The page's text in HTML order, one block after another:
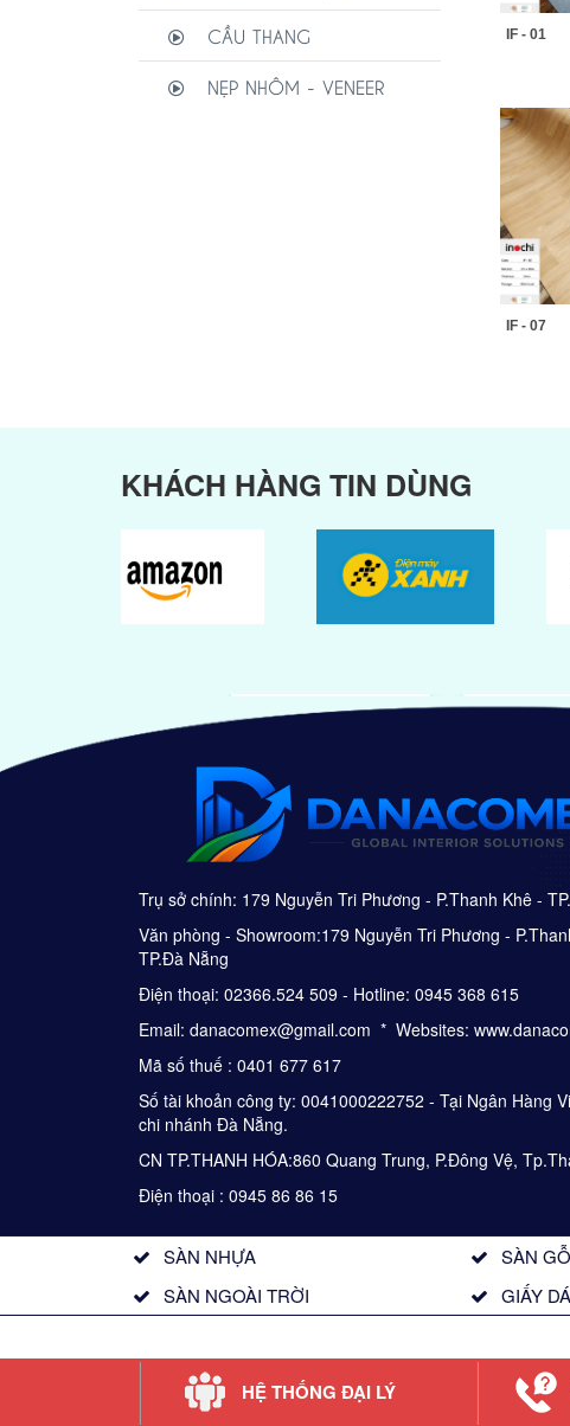
CẦU THANG
NẸP NHÔM - VENEER
IF - 01
IF - 07
KHÁCH HÀNG TIN DÙNG
Trụ sở chính: 179 Nguyễn Tri Phương - P.Thanh Khê -
Văn phòng - Showroom:179 Nguyễn Tri Phương -
TP.Đà Nẵng
Điện thoại: 02366.524 509 - Hotline: 0945 368 615
Email: danacomex@gmail.com * Websites:
Mã số thuế : 0401 677 617
Số tài khoản công ty: 0041000222752 - Tại Ngân Hàng
chi nhánh Đà Nẵng.
CN TP.THANH HÓA:860 Quang Trung, P.Đông Vệ,
Điện thoại : 0945 86 86 15
SÀN NHỰA SÀN
SÀN NGOÀI TRỜI
GIẤY
HỆ THỐNG ĐẠI LÝ